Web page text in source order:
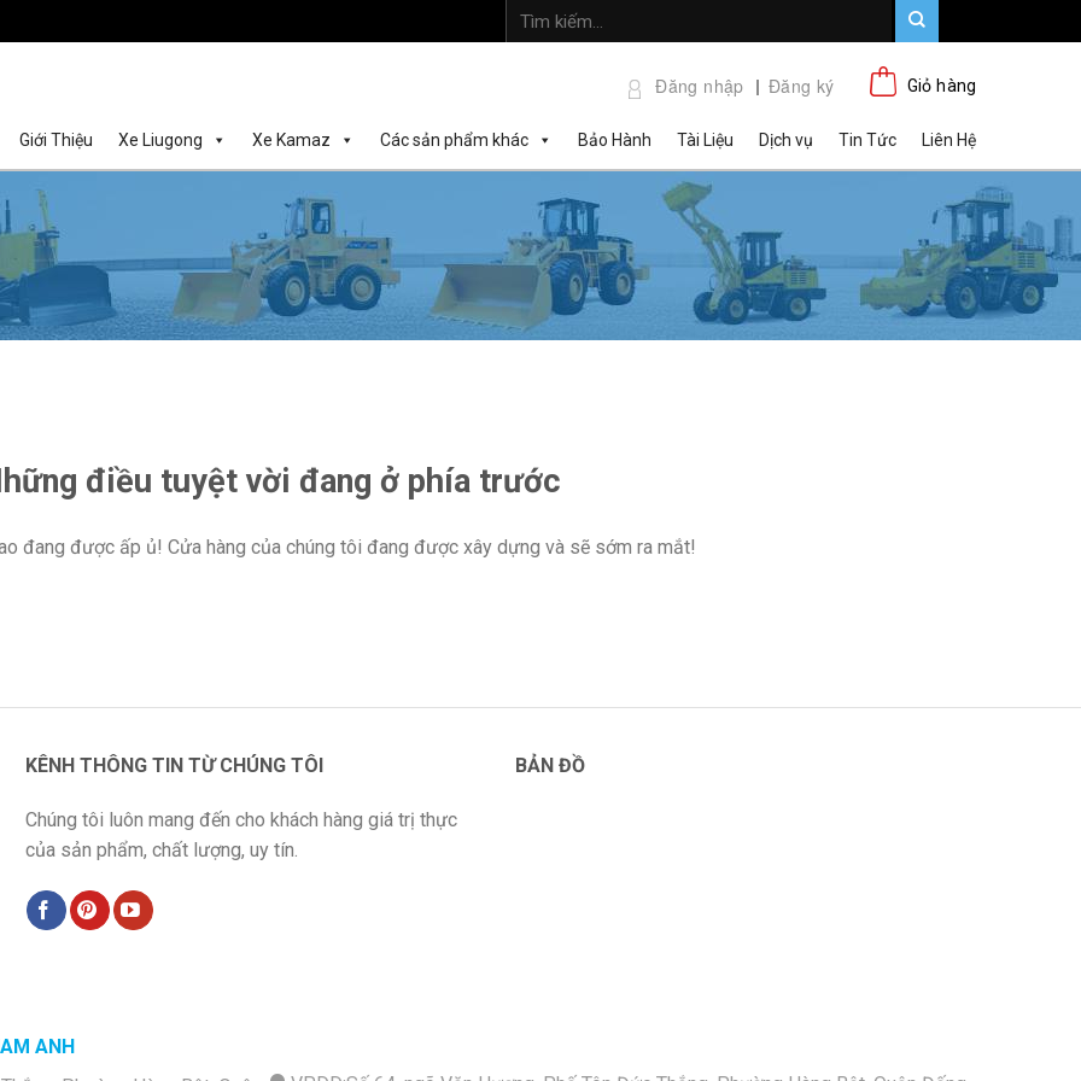
kiếm:
Đăng nhập Đăng ký Giỏ hàng
Giới Thiệu Xe Liugong Xe Kamaz Các sản phẩm khác Bảo Hành Tài Liệu Dịch vụ Tin Tức Liên Hệ
điều tuyệt vời đang ở phía trước
đang được ấp ủ! Cửa hàng của chúng tôi đang được xây dựng và sẽ sớm ra mắt!
KÊNH THÔNG TIN TỪ CHÚNG TÔI
Chúng tôi luôn mang đến cho khách hàng giá trị thực
của sản phẩm, chất lượng, uy tín.
BẢN ĐỒ
ANH